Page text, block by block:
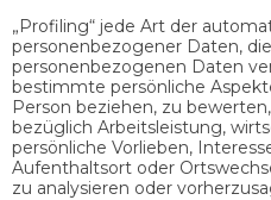
„Profiling“ jede Art der
personenbezogener Daten,
personenbezogenen Daten
bestimmte persönliche
Person beziehen, zu
bezüglich Arbeitsleistung,
persönliche Vorlieben,
Aufenthaltsort oder
zu analysieren oder